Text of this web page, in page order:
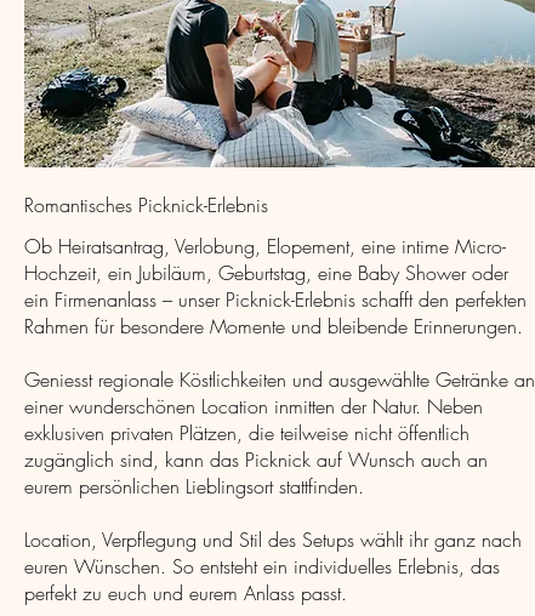
Romantisches Picknick-Erlebnis
Ob Heiratsantrag, Verlobung, Elopement, eine intime Micro-
Hochzeit, ein Jubiläum, Geburtstag, eine Baby Shower oder
ein Firmenanlass – unser Picknick-Erlebnis schafft den perfekten
Rahmen für besondere Momente und bleibende Erinnerungen.
Geniesst regionale Köstlichkeiten und ausgewählte Getränke an
einer wunderschönen Location inmitten der Natur. Neben
exklusiven privaten Plätzen, die teilweise nicht öffentlich
zugänglich sind, kann das Picknick auf Wunsch auch an
eurem persönlichen Lieblingsort stattfinden.
Location, Verpflegung und Stil des Setups wählt ihr ganz nach
euren Wünschen. So entsteht ein individuelles Erlebnis, das
perfekt zu euch und eurem Anlass passt.